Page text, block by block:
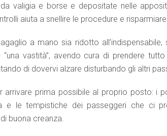
valigia e borse e depositate nelle
aiuta a snellire le procedure e
a mano sia ridotto
vastità”, avendo cura di prendere
di dovervi alzare disturbando gli altri
arrivare prima possibile al proprio posto: i
e le tempistiche dei passeggeri che ci
buona creanza.